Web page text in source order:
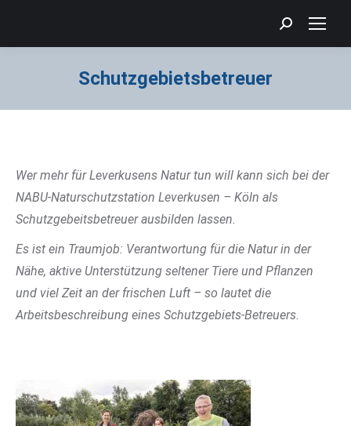
Search:
Schutzgebietsbetreuer
Wer mehr für Leverkusens Natur tun will kann sich bei der
NABU-Naturschutzstation Leverkusen – Köln als
Schutzgebeitsbetreuer ausbilden lassen.
Es ist ein Traumjob: Verantwortung für die Natur in der
Nähe, aktive Unterstützung seltener Tiere und Pflanzen
und viel Zeit an der frischen Luft – so lautet die
Arbeitsbeschreibung eines Schutzgebiets-Betreuers.